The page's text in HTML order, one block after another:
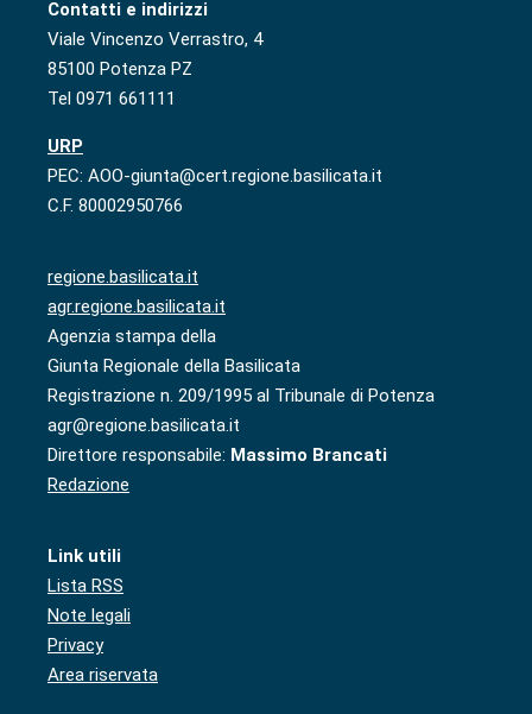
Contatti e indirizzi
Viale Vincenzo Verrastro, 4
85100 Potenza PZ
Tel 0971 661111
URP
PEC: AOO-giunta@cert.regione.basilicata.it
C.F. 80002950766
regione.basilicata.it
agr.regione.basilicata.it
Agenzia stampa della
Giunta Regionale della Basilicata
Registrazione n. 209/1995 al Tribunale di Potenza
agr@regione.basilicata.it
Direttore responsabile: Massimo Brancati
Redazione
Link utili
Lista RSS
Note legali
Privacy
Area riservata